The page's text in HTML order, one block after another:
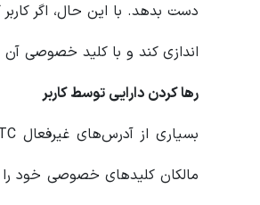
دست بدهد. با این حال، اگر
اندازی کند و با کلید خصوصی آن
رها کردن دارایی توسط کاربر
مالکان کلیدهای خصوصی خود را